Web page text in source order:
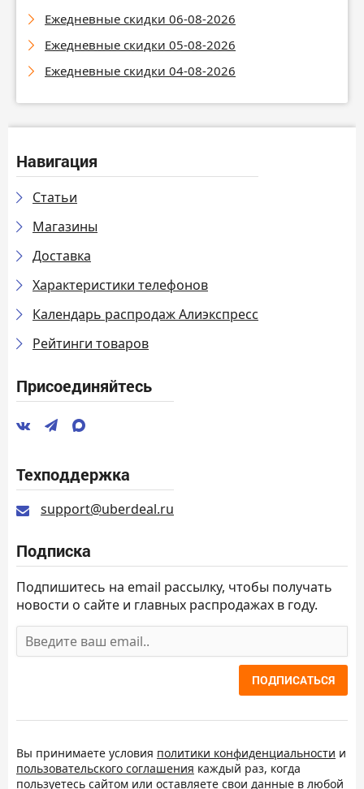
Ежедневные скидки 06-08-2026
Ежедневные скидки 05-08-2026
Ежедневные скидки 04-08-2026
Навигация
Статьи
Магазины
Доставка
Характеристики телефонов
Календарь распродаж Алиэкспресс
Рейтинги товаров
Присоединяйтесь
Техподдержка
support@uberdeal.ru
Подписка
Подпишитесь на email рассылку, чтобы получать
новости о сайте и главных распродажах в году.
ПОДПИСАТЬСЯ
Вы принимаете условия политики конфиденциальности и
пользовательского соглашения каждый раз, когда
пользуетесь сайтом или оставляете свои данные в любой